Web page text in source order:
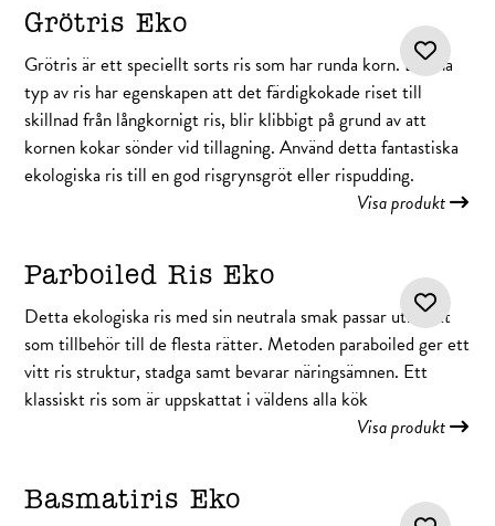
Grötris Eko
Grötris är ett speciellt sorts ris som har runda korn. Denna
typ av ris har egenskapen att det färdigkokade riset till
skillnad från långkornigt ris, blir klibbigt på grund av att
kornen kokar sönder vid tillagning. Använd detta fantastiska
ekologiska ris till en god risgrynsgröt eller rispudding.
Visa produkt
Parboiled Ris Eko
Detta ekologiska ris med sin neutrala smak passar utmärkt
som tillbehör till de flesta rätter. Metoden paraboiled ger ett
vitt ris struktur, stadga samt bevarar näringsämnen. Ett
klassiskt ris som är uppskattat i väldens alla kök
Visa produkt
Basmatiris Eko